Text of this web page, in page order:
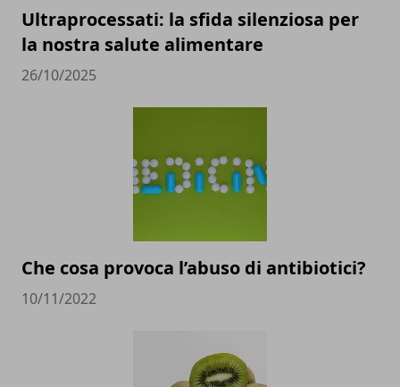
Ultraprocessati: la sfida silenziosa per
la nostra salute alimentare
26/10/2025
Che cosa provoca l’abuso di antibiotici?
10/11/2022